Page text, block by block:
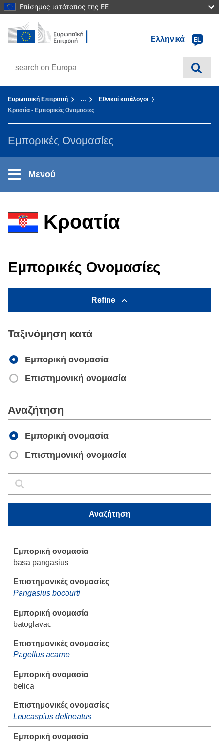
Επίσημος ιστότοπος της ΕΕ
Πηγαίνετε στο περιεχόμενο
Αρχική σελίδα - Ευρωπαϊκή Επιτροπή
Ελληνικά
EL
Search on Europa websites
Ευρωπαϊκή Επιτροπή …
Εθνικοί κατάλογοι
Κροατία - Εμπορικές Ονομασίες
Εμπορικές Ονομασίες
Μενού
Κροατία
Εμπορικές Ονομασίες
Refine
Ταξινόμηση κατά
Εμπορική ονομασία
Επιστημονική ονομασία
Αναζήτηση
Εμπορική ονομασία
Επιστημονική ονομασία
Αναζήτηση
basa pangasius
Pangasius bocourti
batoglavac
Pagellus acarne
belica
Leucaspius delineatus